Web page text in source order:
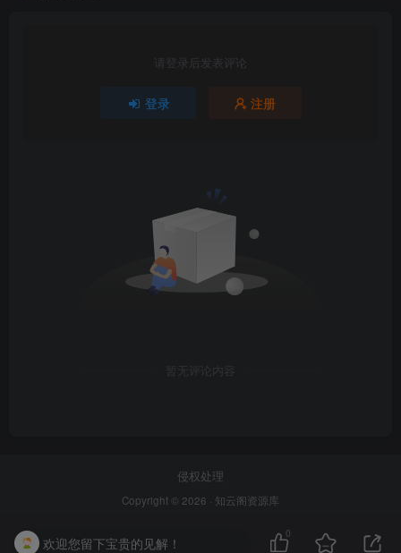
请登录后发表评论
登录 注册
暂无评论内容
侵权处理
Copyright © 2026 · 知云阁资源库
欢迎您留下宝贵的见解！
0